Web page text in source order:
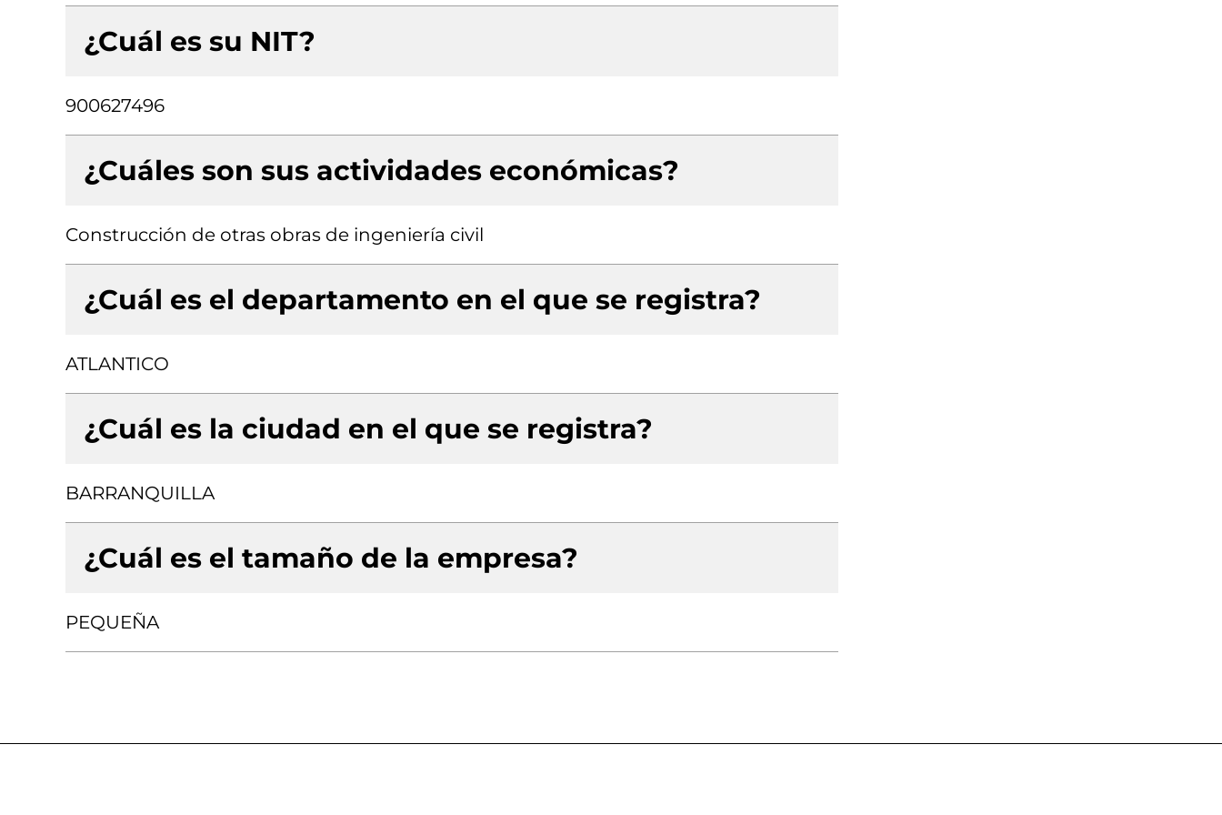
¿Cuál es su NIT?
900627496
¿Cuáles son sus actividades económicas?
Construcción de otras obras de ingeniería civil
¿Cuál es el departamento en el que se registra?
ATLANTICO
¿Cuál es la ciudad en el que se registra?
BARRANQUILLA
¿Cuál es el tamaño de la empresa?
PEQUEÑA